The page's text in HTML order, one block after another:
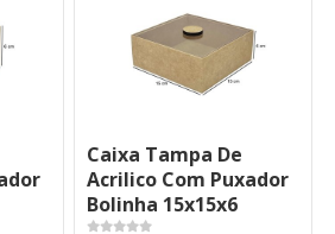
Caixa Tampa De
Acrilico Com Puxador
Bolinha 15x15x6